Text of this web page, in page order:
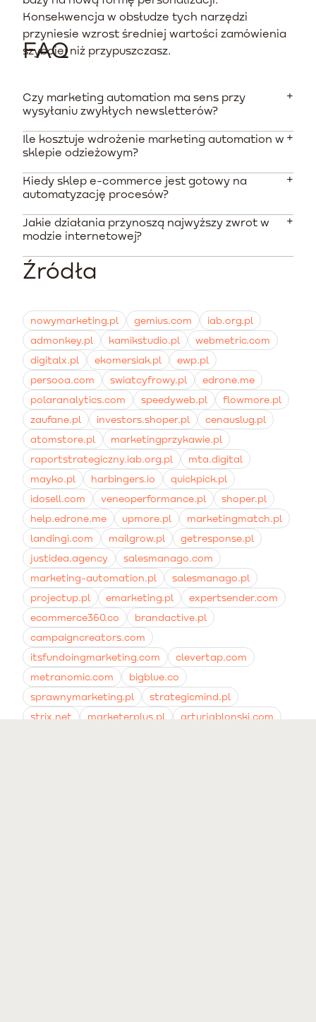
Konsekwencja w obsłudze tych narzędzi
przyniesie wzrost średniej wartości zamówienia
szybciej niż przypuszczasz.
FAQ
Czy marketing automation ma sens przy
wysyłaniu zwykłych newsletterów?
Tak, ręcznie pisane newslettery to tylko wierzchołek
reaktywny, wysyłając wiadomości pod wpływem
konkretnych działań użytkownika, co zwiększa
Ile kosztuje wdrożenie marketing automation w
sklepie odzieżowym?
Koszt podstawowego, jednorazowego wdrożenia
Koszty zaawansowanych systemów wraz z pełną
obsługą potrafią sięgać 10-15 tysięcy PLN początkowej
Kiedy sklep e-commerce jest gotowy na
automatyzację procesów?
Proces warto zacząć, gdy sklep posiada stabilny,
subskrybentów i ma w pełni ułożone ramy obsługi
zamówień.
Jakie działania przynoszą najwyższy zwrot w
modzie internetowej?
Z danych na rok 2025 wynika, że najlepiej sprawdzają
dodatki do stylizacji, zwiększając przychody z
transakcji o 10-30%.
Źródła
nowymarketing.pl gemius.com
iab.org.pl
admonkey.pl
kamikstudio.pl
webmetric.com
digitalx.pl
ekomersiak.pl
ewp.pl
persooa.com
swiatcyfrowy.pl
edrone.me
polaranalytics.com
speedyweb.pl
flowmore.pl
zaufane.pl
investors.shoper.pl
cenauslug.pl
atomstore.pl
marketingprzykawie.pl
raportstrategiczny.iab.org.pl
mta.digital
mayko.pl
harbingers.io
quickpick.pl
idosell.com
veneoperformance.pl
shoper.pl
help.edrone.me
upmore.pl
marketingmatch.pl
landingi.com
mailgrow.pl
getresponse.pl
justidea.agency
salesmanago.com
marketing-automation.pl
salesmanago.pl
projectup.pl
emarketing.pl
expertsender.com
ecommerce360.co
brandactive.pl
campaigncreators.com
itsfundoingmarketing.com
clevertap.com
metranomic.com
bigblue.co
sprawnymarketing.pl
strategicmind.pl
strix.net
marketerplus.pl
arturjablonski.com